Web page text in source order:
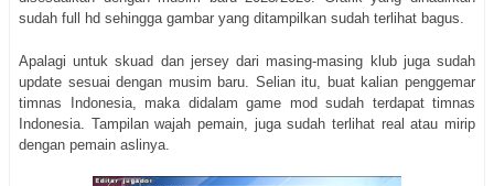
sudah full hd sehingga gambar yang ditampilkan sudah terlihat bagus.
Apalagi untuk skuad dan jersey dari masing-masing klub juga sudah
update sesuai dengan musim baru. Selian itu, buat kalian penggemar
timnas Indonesia, maka didalam game mod sudah terdapat timnas
Indonesia. Tampilan wajah pemain, juga sudah terlihat real atau mirip
dengan pemain aslinya.